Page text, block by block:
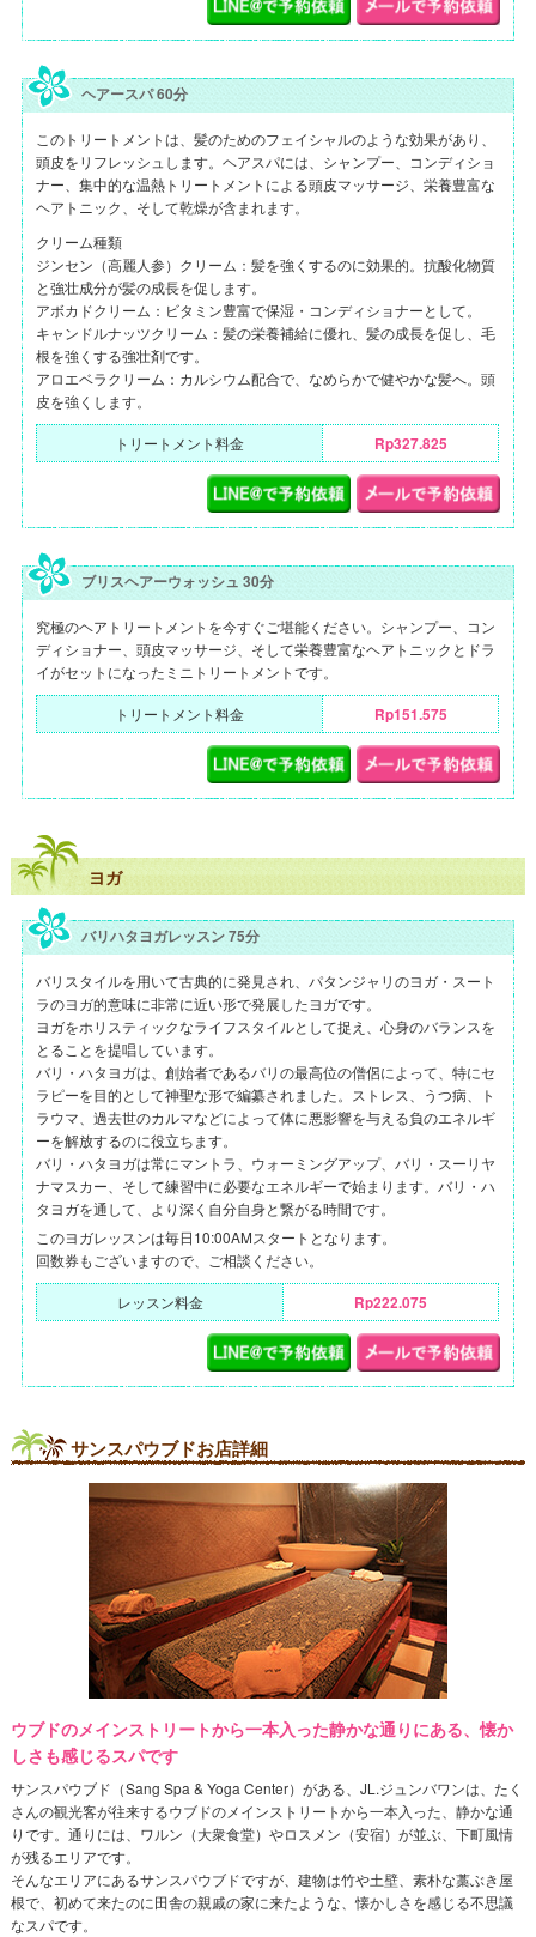
ヘアースパ 60分
このトリートメントは、髪のためのフェイシャルのような効果があり、
頭皮をリフレッシュします。ヘアスパには、シャンプー、コンディショ
ナー、集中的な温熱トリートメントによる頭皮マッサージ、栄養豊富な
ヘアトニック、そして乾燥が含まれます。
クリーム種類
ジンセン（高麗人参）クリーム：髪を強くするのに効果的。抗酸化物質
と強壮成分が髪の成長を促します。
アボカドクリーム：ビタミン豊富で保湿・コンディショナーとして。
キャンドルナッツクリーム：髪の栄養補給に優れ、髪の成長を促し、毛
根を強くする強壮剤です。
アロエベラクリーム：カルシウム配合で、なめらかで健やかな髪へ。頭
皮を強くします。
トリートメント料金 Rp327.825
ブリスヘアーウォッシュ 30分
究極のヘアトリートメントを今すぐご堪能ください。シャンプー、コン
ディショナー、頭皮マッサージ、そして栄養豊富なヘアトニックとドラ
イがセットになったミニトリートメントです。
トリートメント料金 Rp151.575
ヨガ
バリハタヨガレッスン 75分
バリスタイルを用いて古典的に発見され、パタンジャリのヨガ・スート
ラのヨガ的意味に非常に近い形で発展したヨガです。
ヨガをホリスティックなライフスタイルとして捉え、心身のバランスを
とることを提唱しています。
バリ・ハタヨガは、創始者であるバリの最高位の僧侶によって、特にセ
ラピーを目的として神聖な形で編纂されました。ストレス、うつ病、ト
ラウマ、過去世のカルマなどによって体に悪影響を与える負のエネルギ
ーを解放するのに役立ちます。
バリ・ハタヨガは常にマントラ、ウォーミングアップ、バリ・スーリヤ
ナマスカー、そして練習中に必要なエネルギーで始まります。バリ・ハ
タヨガを通して、より深く自分自身と繋がる時間です。
このヨガレッスンは毎日10:00AMスタートとなります。
回数券もございますので、ご相談ください。
レッスン料金 Rp222.075
サンスパウブドお店詳細
ウブドのメインストリートから一本入った静かな通りにある、懐か
しさも感じるスパです
サンスパウブド（Sang Spa & Yoga Center）がある、JL.ジュンバワンは、たく
さんの観光客が往来するウブドのメインストリートから一本入った、静かな通
りです。通りには、ワルン（大衆食堂）やロスメン（安宿）が並ぶ、下町風情
が残るエリアです。
そんなエリアにあるサンスパウブドですが、建物は竹や土壁、素朴な藁ぶき屋
根で、初めて来たのに田舎の親戚の家に来たような、懐かしさを感じる不思議
なスパです。